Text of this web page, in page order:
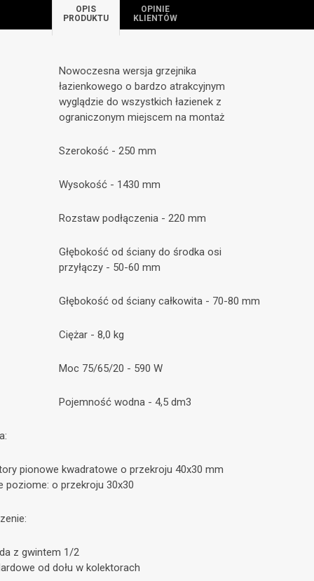
OPIS
PRODUKTU
OPINIE
KLIENTÓW
Nowoczesna wersja grzejnika
łazienkowego o bardzo atrakcyjnym
wyglądzie do wszystkich łazienek z
ograniczonym miejscem na montaż
Szerokość - 250 mm
Wysokość - 1430 mm
Rozstaw podłączenia - 220 mm
Głębokość od ściany do środka osi
przyłączy - 50-60 mm
Głębokość od ściany całkowita - 70-80 mm
Ciężar - 8,0 kg
Moc 75/65/20 - 590 W
Pojemność wodna - 4,5 dm3
pionowe kwadratowe o przekroju 40x30 mm
poziome: o przekroju 30x30
z gwintem 1/2
od dołu w kolektorach